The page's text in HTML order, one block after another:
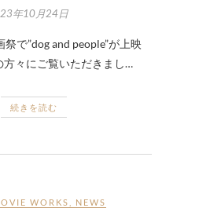
年10月24日
で”dog and people”が上映
方々にご覧いただきまし…
続きを読む
WORKS NEWS